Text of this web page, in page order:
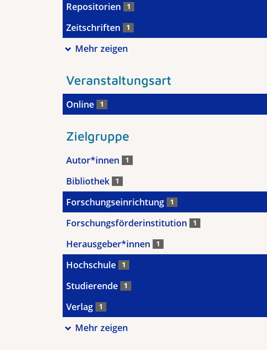
Repositorien 1
Zeitschriften 1
Mehr zeigen
Veranstaltungsart
Online 1
Zielgruppe
Autor*innen 1
Bibliothek 1
Forschungseinrichtung 1
Forschungsförderinstitution 1
Herausgeber*innen 1
Hochschule 1
Studierende 1
Verlag 1
Mehr zeigen